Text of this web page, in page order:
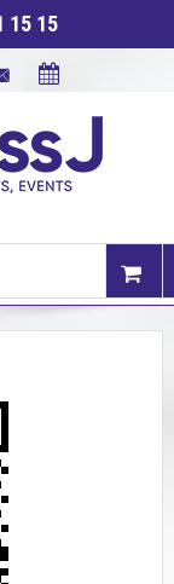
15 15